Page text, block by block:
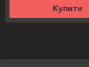
Купити